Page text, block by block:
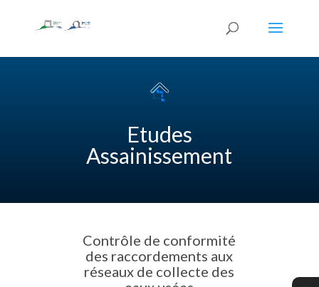
Etudes
Assainissement
Contrôle de conformité
des raccordements aux
réseaux de collecte des